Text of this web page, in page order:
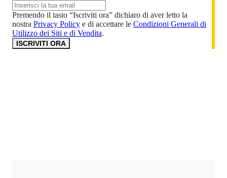
Premendo il tasto “Iscriviti ora” dichiaro di aver letto la
nostra Privacy Policy e di accettare le Condizioni Generali di
Utilizzo dei Siti e di Vendita.
ISCRIVITI ORA